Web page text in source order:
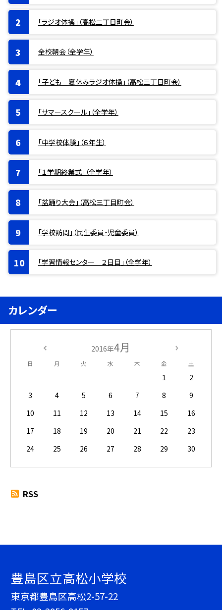
「ラジオ体操」（高松二丁目町会）
全校朝会（全学年）
「子ども 夏休みラジオ体操」（高松三丁目町会）
「サマースクール」（全学年）
「中学校体験」（６年生）
「１学期終業式」（全学年）
「盆踊り大会」（高松三丁目町会）
「学校訪問」（民生委員・児童委員）
「学習情報センター ２日目」（全学年）
カレンダー
2016年4月
日 月 火 水 木 金 土
1
2
3
4 5 6 7 8
9
10
11 12 13 14 15
16
17
18 19 20 21 22
23
24
25 26 27 28 29 30
RSS
豊島区立高松小学校
東京都豊島区高松2-57-22